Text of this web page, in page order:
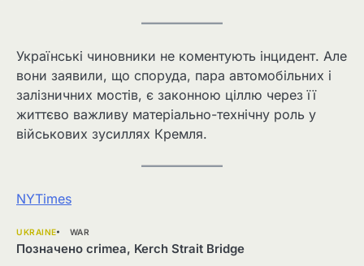
Українські чиновники не коментують інцидент. Але
вони заявили, що споруда, пара автомобільних і
залізничних мостів, є законною ціллю через її
життєво важливу матеріально-технічну роль у
військових зусиллях Кремля.
NYTimes
UKRAINE WAR
Позначено crimea, Kerch Strait Bridge